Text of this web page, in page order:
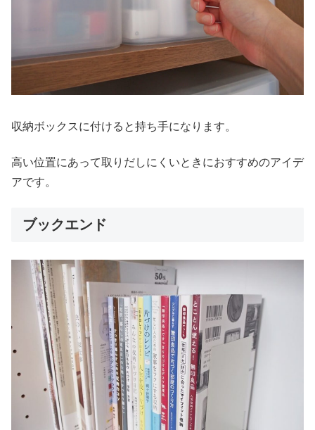
収納ボックスに付けると持ち手になります。
高い位置にあって取りだしにくいときにおすすめのアイデ
アです。
ブックエンド